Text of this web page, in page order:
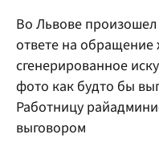
Политика
Во Львове
ответе на
сгенерированное
фото как будто бы
Работницу
выговором